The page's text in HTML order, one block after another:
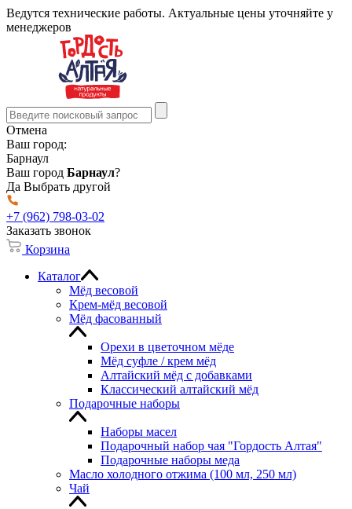
Ведутся технические работы. Актуальные цены уточняйте у
менеджеров
Отмена
Ваш город:
Барнаул
Ваш город Барнаул?
Да Выбрать другой
+7 (962) 798-03-02
Заказать звонок
Корзина
Каталог
Мёд весовой
Крем-мёд весовой
Мёд фасованный
Орехи в цветочном мёде
Мёд суфле / крем мёд
Алтайский мёд с добавками
Классический алтайский мёд
Подарочные наборы
Наборы масел
Подарочный набор чая "Гордость Алтая"
Подарочные наборы меда
Масло холодного отжима (100 мл, 250 мл)
Чай